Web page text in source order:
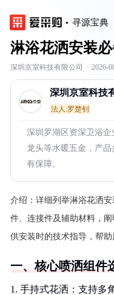
寻源宝典
淋浴花洒安装
深圳京室科技有限公司 · 2026-
深圳京室科技
法人:罗楚钊
深圳罗湖区资深卫浴企
龙头等水暖五金，产
有保障。
介绍： 详细列举淋浴花洒
件、连接件及辅助材料，
供安装时的技术指导，帮助
一、核心喷洒组件
1. 手持式花洒：支持多